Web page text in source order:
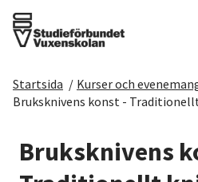
Det här gör vi
För dig som
Startsida / Kurser och
Bruksknivens konst -
Bruksknivens